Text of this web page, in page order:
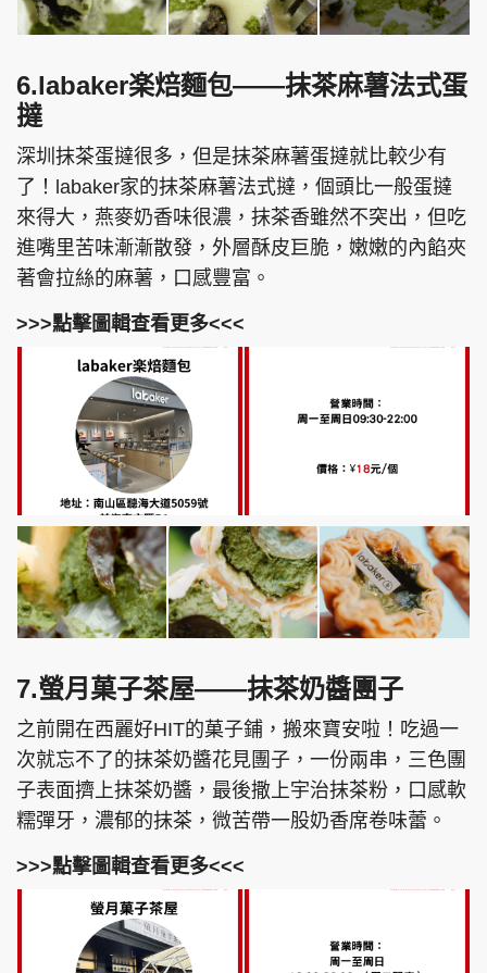
6.labaker楽焙麵包——抹茶麻薯法式蛋
撻
深圳抹茶蛋撻很多，但是抹茶麻薯蛋撻就比較少有
了！labaker家的抹茶麻薯法式撻，個頭比一般蛋撻
來得大，燕麥奶香味很濃，抹茶香雖然不突出，但吃
進嘴里苦味漸漸散發，外層酥皮巨脆，嫩嫩的內餡夾
著會拉絲的麻薯，口感豐富。
>>>點擊圖輯查看更多<<<
7.螢月菓子茶屋——抹茶奶醬團子
之前開在西麗好HIT的菓子鋪，搬來寶安啦！吃過一
次就忘不了的抹茶奶醬花見團子，一份兩串，三色團
子表面擠上抹茶奶醬，最後撒上宇治抹茶粉，口感軟
糯彈牙，濃郁的抹茶，微苦帶一股奶香席卷味蕾。
>>>點擊圖輯查看更多<<<